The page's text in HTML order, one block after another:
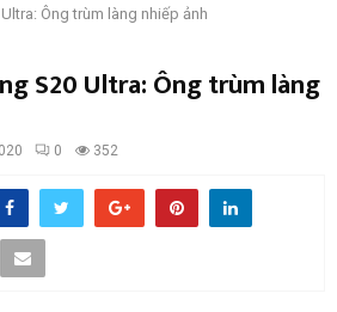
Ông trùm làng nhiếp ảnh
S20 Ultra: Ông trùm làng
0 352